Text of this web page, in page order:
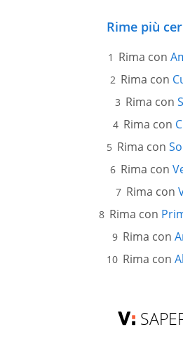
Rime più
Rima con
Rima con
Rima con
Rima con
Rima con
Rima con
Rima con
Rima con
Rima con
Rima con